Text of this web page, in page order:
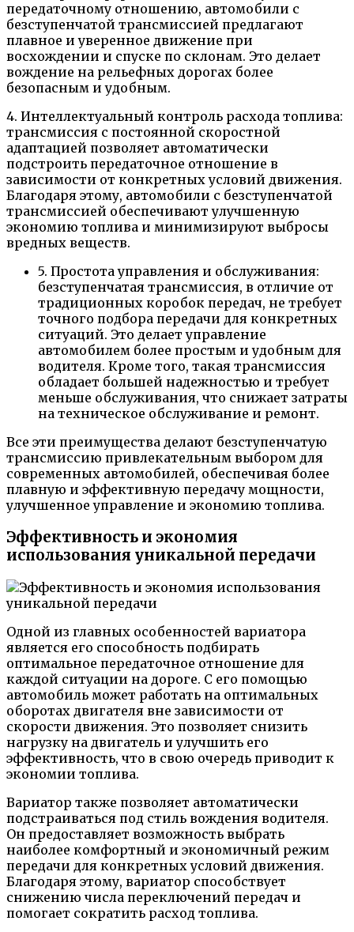
передаточному отношению, автомобили с
безступенчатой трансмиссией предлагают
плавное и уверенное движение при
восхождении и спуске по склонам. Это делает
вождение на рельефных дорогах более
безопасным и удобным.
4. Интеллектуальный контроль расхода топлива:
трансмиссия с постоянной скоростной
адаптацией позволяет автоматически
подстроить передаточное отношение в
зависимости от конкретных условий движения.
Благодаря этому, автомобили с безступенчатой
трансмиссией обеспечивают улучшенную
экономию топлива и минимизируют выбросы
вредных веществ.
5. Простота управления и обслуживания:
безступенчатая трансмиссия, в отличие от
традиционных коробок передач, не требует
точного подбора передачи для конкретных
ситуаций. Это делает управление
автомобилем более простым и удобным для
водителя. Кроме того, такая трансмиссия
обладает большей надежностью и требует
меньше обслуживания, что снижает затраты
на техническое обслуживание и ремонт.
Все эти преимущества делают безступенчатую
трансмиссию привлекательным выбором для
современных автомобилей, обеспечивая более
плавную и эффективную передачу мощности,
улучшенное управление и экономию топлива.
Эффективность и экономия
использования уникальной передачи
Одной из главных особенностей вариатора
является его способность подбирать
оптимальное передаточное отношение для
каждой ситуации на дороге. С его помощью
автомобиль может работать на оптимальных
оборотах двигателя вне зависимости от
скорости движения. Это позволяет снизить
нагрузку на двигатель и улучшить его
эффективность, что в свою очередь приводит к
экономии топлива.
Вариатор также позволяет автоматически
подстраиваться под стиль вождения водителя.
Он предоставляет возможность выбрать
наиболее комфортный и экономичный режим
передачи для конкретных условий движения.
Благодаря этому, вариатор способствует
снижению числа переключений передач и
помогает сократить расход топлива.